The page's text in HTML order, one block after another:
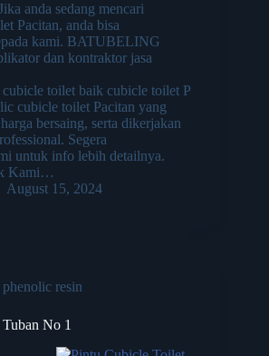
anda sedang mencari
Pacitan, anda bisa
kami. BATUBELING
dan kontraktor jasa
cubicle toilet baik cubicle toilet P
cubicle toilet Pacitan yang
bersaing, serta dikerjakan
Segera
untuk info lebih detailnya.
Kami…
August 15, 2024
resin
No 1